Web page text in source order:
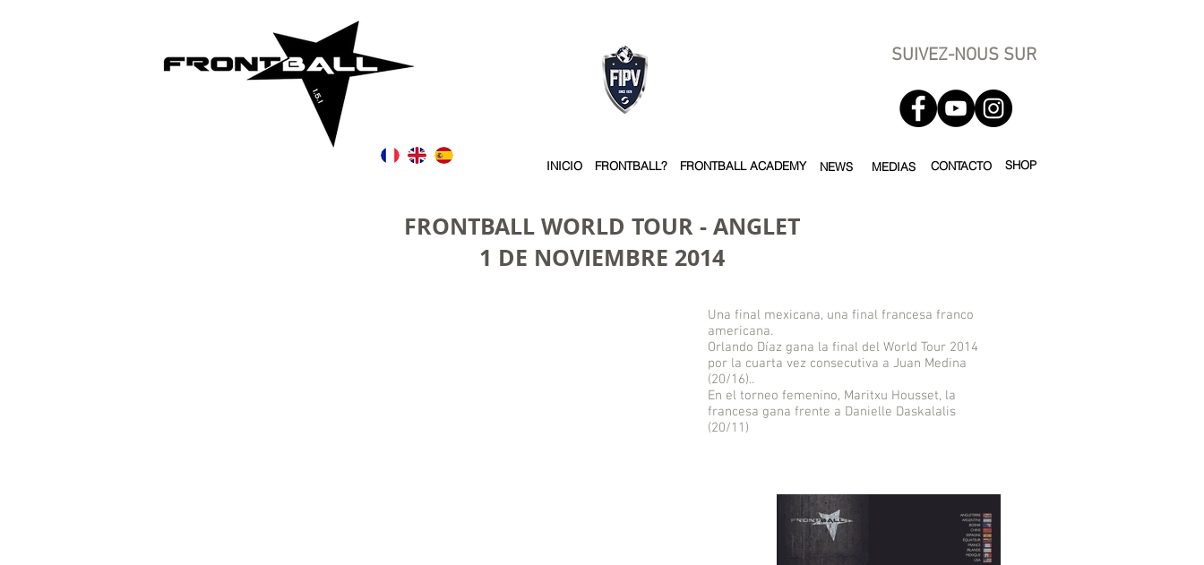
SUIVEZ-NOUS SUR
INICIO FRONTBALL? FRONTBALL ACADEMY NEWS MEDIAS CONTACTO SHOP
FRONTBALL WORLD TOUR - ANGLET
1 DE NOVIEMBRE 2014
Una final mexicana, una final francesa franco
americana.
Orlando Díaz gana la final del World Tour 2014
por la cuarta vez consecutiva a Juan Medina
(20/16)..
En el torneo femenino, Maritxu Housset, la
francesa gana frente a Danielle Daskalalis
(20/11)